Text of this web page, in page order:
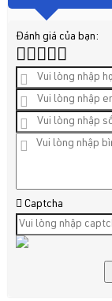
Đánh giá của bạn:
Captcha